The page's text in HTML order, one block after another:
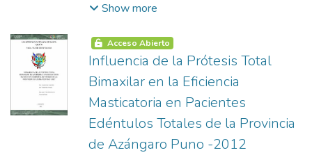
de las Comisuras Queiloscopia
Impresiones Labiales Recolección de
Huellas Revelado de Huellas Labiales
Latentes Procesamiento Digital de
Imágenes Programa Matlab El
Procesamiento Digital de Imágenes Filtrado
de la Imagen
Show more
Acceso Abierto
Influencia de la Prótesis Total
Bimaxilar en la Eficiencia
Masticatoria en Pacientes
Edéntulos Totales de la Provincia
de Azángaro Puno -2012